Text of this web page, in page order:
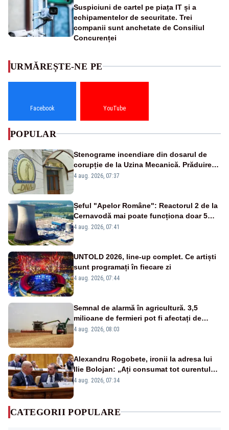
Suspiciuni de cartel pe piața IT și a
echipamentelor de securitate. Trei
companii sunt anchetate de Consiliul
Concurenței
URMĂREȘTE-NE PE
Facebook YouTube
POPULAR
Stenograme incendiare din dosarul de
corupție de la Uzina Mecanică. Prăduirea
banilor din programul SAFE, interceptată
4 aug. 2026, 07:37
Șeful "Apelor Române": Reactorul 2 de la
Cernavodă mai poate funcționa doar 5
zile
4 aug. 2026, 07:41
UNTOLD 2026, line-up complet. Ce artiști
sunt programați în fiecare zi
4 aug. 2026, 07:44
Semnal de alarmă în agricultură. 3,5
milioane de fermieri pot fi afectați de
strategia pentru conservarea
4 aug. 2026, 08:03
Alexandru Rogobete, ironii la adresa lui
Ilie Bolojan: „Ați consumat tot curentul
urmărind șobolani imaginari”
4 aug. 2026, 07:34
CATEGORII POPULARE